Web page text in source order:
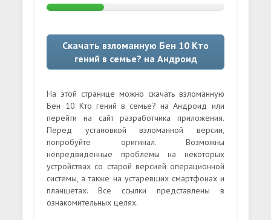
Скачать взломанную Бен 10 Кто
гений в семье? на Андроид
На этой странице можно скачать взломанную
Бен 10 Кто гений в семье? на Андроид или
перейти на сайт разработчика приложения.
Перед установкой взломанной версии,
попробуйте оригинал. Возможны
непредвиденные проблемы на некоторых
устройствах со старой версией операционной
системы, а также на устаревших смартфонах и
планшетах. Все ссылки представлены в
ознакомительных целях.